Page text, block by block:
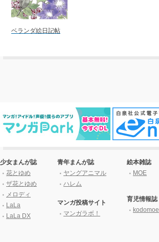
ベランダ絵日記帖
少女まんが誌
花とゆめ
ザ花とゆめ
メロディ
LaLa
LaLa DX
青年まんが誌
ヤングアニマル
ハレム
マンガ投稿サイト
マンガラボ！
絵本雑誌
MOE
育児情報誌
kodomoe